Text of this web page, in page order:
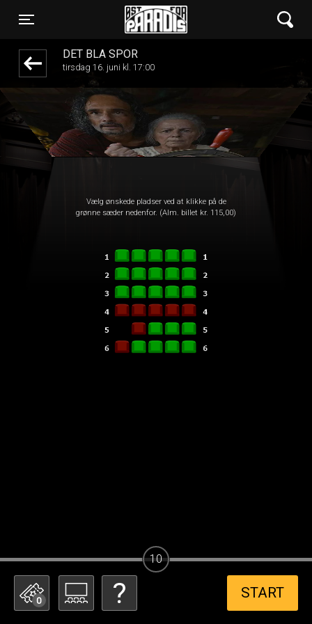
Toggle navigation
Øst for Paradis
DET BLÅ SPOR
tirsdag 16. juni kl. 17:00
Vælg ønskede pladser ved at klikke på de
grønne sæder nedenfor. (Alm. billet kr. 115,00)
0 START
10
front03-cc 050733